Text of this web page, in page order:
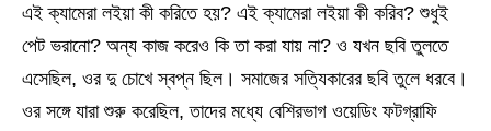
এই ক্যামেরা লইয়া কী করিতে হয়? এই ক্যামেরা লইয়া কী করিব? শুধুই
পেট ভরানো? অন্য কাজ করেও কি তা করা যায় না? ও যখন ছবি তুলতে
এসেছিল, ওর দু চোখে স্বপ্ন ছিল। সমাজের সত্যিকারের ছবি তুলে ধরবে।
ওর সঙ্গে যারা শুরু করেছিল, তাদের মধ্যে বেশিরভাগ ওয়েডিং ফটগ্রাফি